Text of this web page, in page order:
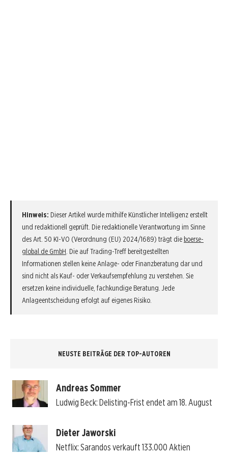
Hinweis: Dieser Artikel wurde mithilfe Künstlicher Intelligenz erstellt
und redaktionell geprüft. Die redaktionelle Verantwortung im Sinne
des Art. 50 KI-VO (Verordnung (EU) 2024/1689) trägt die boerse-
global.de GmbH . Die auf Trading-Treff bereitgestellten
Informationen stellen keine Anlage- oder Finanzberatung dar und
sind nicht als Kauf- oder Verkaufsempfehlung zu verstehen. Sie
ersetzen keine individuelle, fachkundige Beratung. Jede
Anlageentscheidung erfolgt auf eigenes Risiko.
NEUSTE BEITRÄGE DER TOP-AUTOREN
Andreas Sommer
Ludwig Beck: Delisting-Frist endet am 18. August
Dieter Jaworski
Netflix: Sarandos verkauft 133.000 Aktien